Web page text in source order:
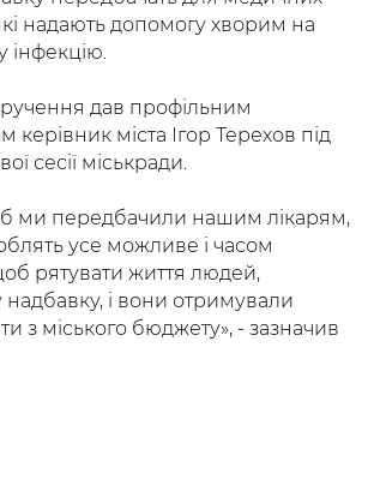
надають допомогу хворим на
інфекцію.
дав профільним
керівник міста Ігор Терехов під
сесії міськради.
ми передбачили нашим лікарям,
усе можливе і часом
рятувати життя людей,
і вони отримували
з міського бюджету», - зазначив